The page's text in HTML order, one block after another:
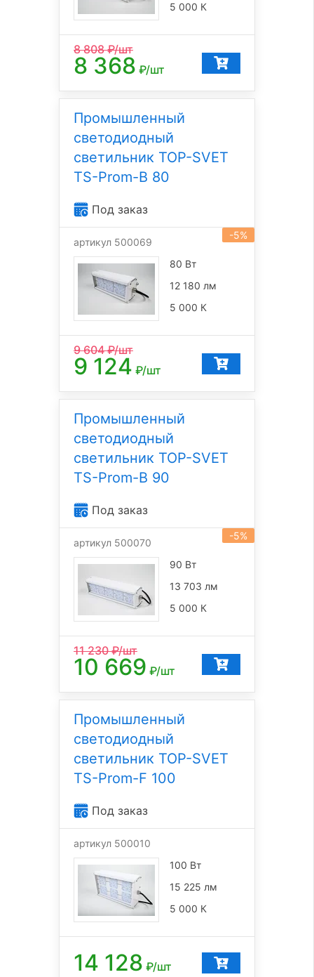
5 000 К
8 808₽/шт
8 368 ₽/шт
Промышленный
светодиодный
светильник TOP-SVET
TS-Prom-B 80
Под заказ
-5%
артикул 500069
80 Вт
12 180 лм
5 000 К
9 604₽/шт
9 124 ₽/шт
Промышленный
светодиодный
светильник TOP-SVET
TS-Prom-B 90
Под заказ
-5%
артикул 500070
90 Вт
13 703 лм
5 000 К
11 230₽/шт
10 669 ₽/шт
Промышленный
светодиодный
светильник TOP-SVET
TS-Prom-F 100
Под заказ
артикул 500010
100 Вт
15 225 лм
5 000 К
14 128 ₽/шт